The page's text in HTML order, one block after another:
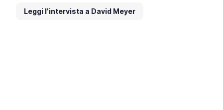
Leggi l'intervista a David Meyer